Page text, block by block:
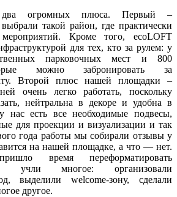
огромных плюса. Первый –
такой район, где практически
Кроме того, ecoLOFT
для тех, кто за рулем: у
парковочных мест и 800
можно забронировать за
Второй плюс нашей площадки –
очень легко работать, поскольку
нейтральна в декоре и удобна в
нас есть все необходимые подвесы,
для проекции и визуализации и так
года работы мы собирали отзывы у
на нашей площадке, а что — нет.
время переформатировать
учли многое: организовали
выделили welcome-зону, сделали
другое.